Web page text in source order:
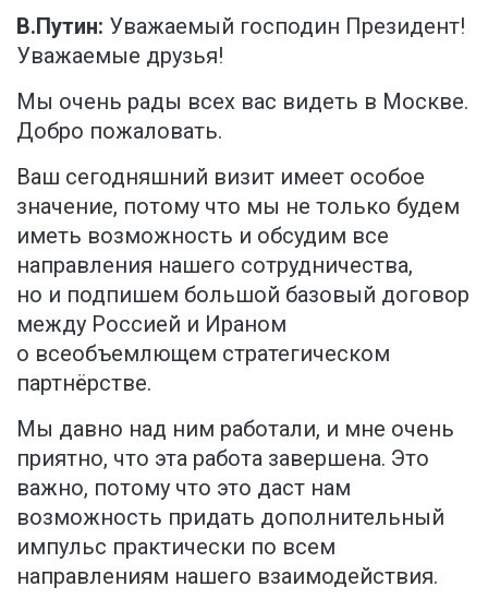
В.Путин: Уважаемый господин Президент!
Уважаемые друзья!
Мы очень рады всех вас видеть в Москве.
Добро пожаловать.
Ваш сегодняшний визит имеет особое
значение, потому что мы не только будем
иметь возможность и обсудим все
направления нашего сотрудничества,
но и подпишем большой базовый договор
между Россией и Ираном
о всеобъемлющем стратегическом
партнёрстве.
Мы давно над ним работали, и мне очень
приятно, что эта работа завершена. Это
важно, потому что это даст нам
возможность придать дополнительный
импульс практически по всем
направлениям нашего взаимодействия.